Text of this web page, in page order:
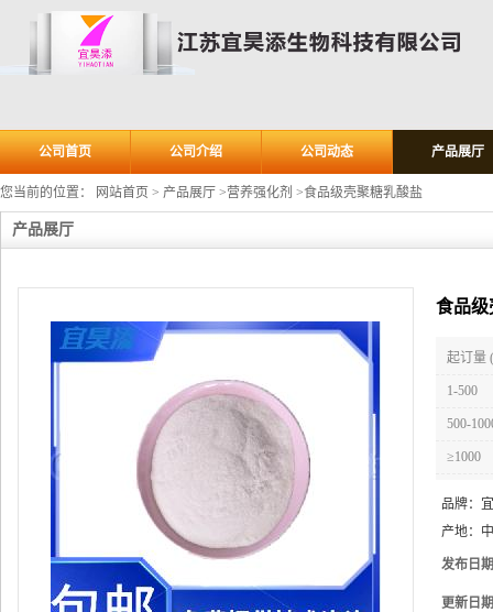
公司首页 公司介绍 公司动态 产品展厅
您当前的位置： 网站首页 > 产品展厅 >营养强化剂 >食品级壳聚糖乳酸盐
产品展厅
食品级
起订量
1-500
500-
≥1000
品牌：
产地：
发布日
更新日